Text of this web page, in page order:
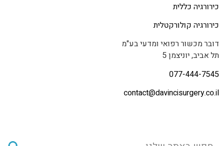
כירורגיה כללית
כירורגיה קולורקטלית
דובר מכשור רפואי ומדעי בע"מ
תל אביב, יוניצמן 5
077-444-7545
contact@davincisurgery.co.il